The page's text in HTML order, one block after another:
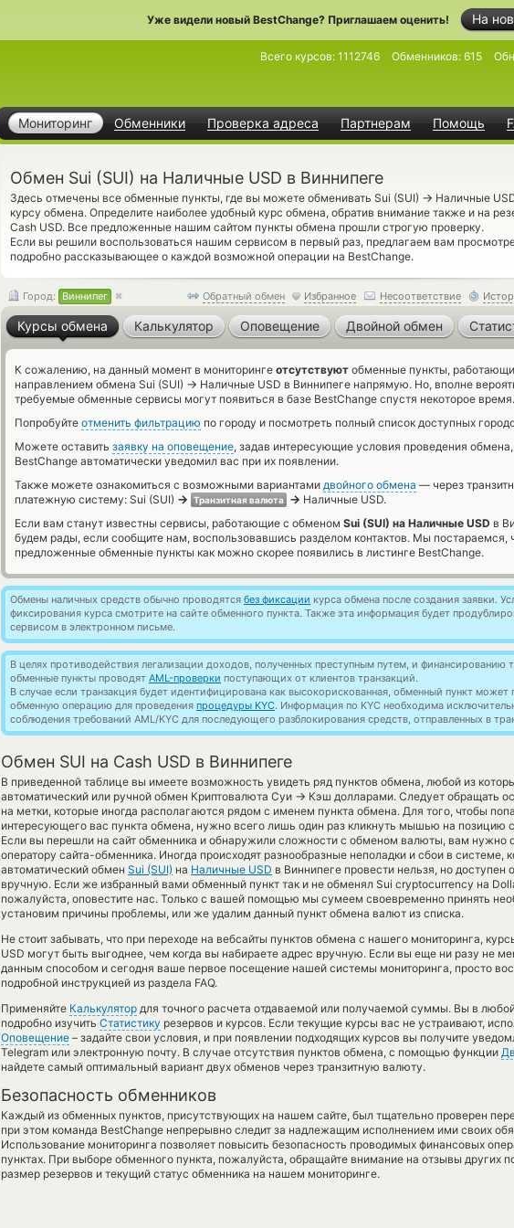
На
Уже видели новый BestChange? Приглашаем оценить!
Мониторинг Обменники Проверка адреса Партнерам Помощь
Всего курсов: 1112746 Обменников: 615
Обмен Sui (SUI) на Наличные USD в Виннипеге
Здесь отмечены все обменные пункты, где вы можете обменивать Sui (SUI) → Наличные
курсу обмена. Определите наиболее удобный курс обмена, обратив внимание также и на
Cash USD. Все предложенные нашим сайтом пункты обмена прошли строгую проверку.
Если вы решили воспользоваться нашим сервисом в первый раз, предлагаем вам
подробно рассказывающее о каждой возможной операции на BestChange.
Обратный обмен Избранное Несоответствие
Город: Виннипег
Курсы обмена Калькулятор Оповещение Двойной обмен
К сожалению, на данный момент в мониторинге отсутствуют обменные пункты,
направлением обмена Sui (SUI) → Наличные USD в Виннипеге напрямую. Но, вполне
требуемые обменные сервисы могут появиться в базе BestChange спустя некоторое время.
Попробуйте отменить фильтрацию по городу и посмотреть полный список доступных
Можете оставить заявку на оповещение, задав интересующие условия проведения
BestChange автоматически уведомил вас при их появлении.
Также можете ознакомиться с возможными вариантами двойного обмена — через
платежную систему: Sui (SUI) → Транзитная валюта → Наличные USD.
Если вам станут известны сервисы, работающие с обменом Sui (SUI) на Наличные USD в
будем рады, если сообщите нам, воспользовавшись разделом контактов. Мы постараемся,
предложенные обменные пункты как можно скорее появились в листинге BestChange.
Обмены наличных средств обычно проводятся без фиксации курса обмена после создания заявки.
фиксирования курса смотрите на сайте обменного пункта. Также эта информация будет
сервисом в электронном письме.
В целях противодействия легализации доходов, полученных преступным путем, и финансированию
обменные пункты проводят AML-проверки поступающих от клиентов транзакций.
В случае если транзакция будет идентифицирована как высокорискованная, обменный пункт может
обменную операцию для проведения процедуры KYC. Информация по KYC необходима
соблюдения требований AML/KYC для последующего разблокирования средств, отправленных в
Обмен SUI на Cash USD в Виннипеге
В приведенной таблице вы имеете возможность увидеть ряд пунктов обмена, любой из
автоматический или ручной обмен Криптовалюта Суи → Кэш долларами. Следует обращать
на метки, которые иногда располагаются рядом с именем пункта обмена. Для того, чтобы
интересующего вас пункта обмена, нужно всего лишь один раз кликнуть мышью на позицию
Если вы перешли на сайт обменника и обнаружили сложности с обменом валюты, вам нужно
оператору сайта-обменника. Иногда происходят разнообразные неполадки и сбои в системе,
автоматический обмен Sui (SUI) на Наличные USD в Виннипеге провести нельзя, но доступен
вручную. Если же избранный вами обменный пункт так и не обменял Sui cryptocurrency на
пожалуйста, оповестите нас. Только с вашей помощью мы сумеем своевременно принять
установим причины проблемы, или же удалим данный пункт обмена валют из списка.
Не стоит забывать, что при переходе на вебсайты пунктов обмена с нашего мониторинга,
USD могут быть выгоднее, чем когда вы набираете адрес вручную. Если вы еще ни разу не
данным способом и сегодня ваше первое посещение нашей системы мониторинга, просто
подробной инструкцией из раздела FAQ.
Применяйте Калькулятор для точного расчета отдаваемой или получаемой суммы. Вы в
подробно изучить Статистику резервов и курсов. Если текущие курсы вас не устраивают,
Оповещение – задайте свои условия, и при появлении подходящих курсов вы получите
Telegram или электронную почту. В случае отсутствия пунктов обмена, с помощью функции
найдете самый оптимальный вариант двух обменов через транзитную валюту.
Безопасность обменников
Каждый из обменных пунктов, присутствующих на нашем сайте, был тщательно проверен
при этом команда BestChange непрерывно следит за надлежащим исполнением ими своих
Использование мониторинга позволяет повысить безопасность проводимых финансовых
пунктах. При выборе обменного пункта, пожалуйста, обращайте внимание на отзывы других
размер резервов и текущий статус обменника на нашем мониторинге.